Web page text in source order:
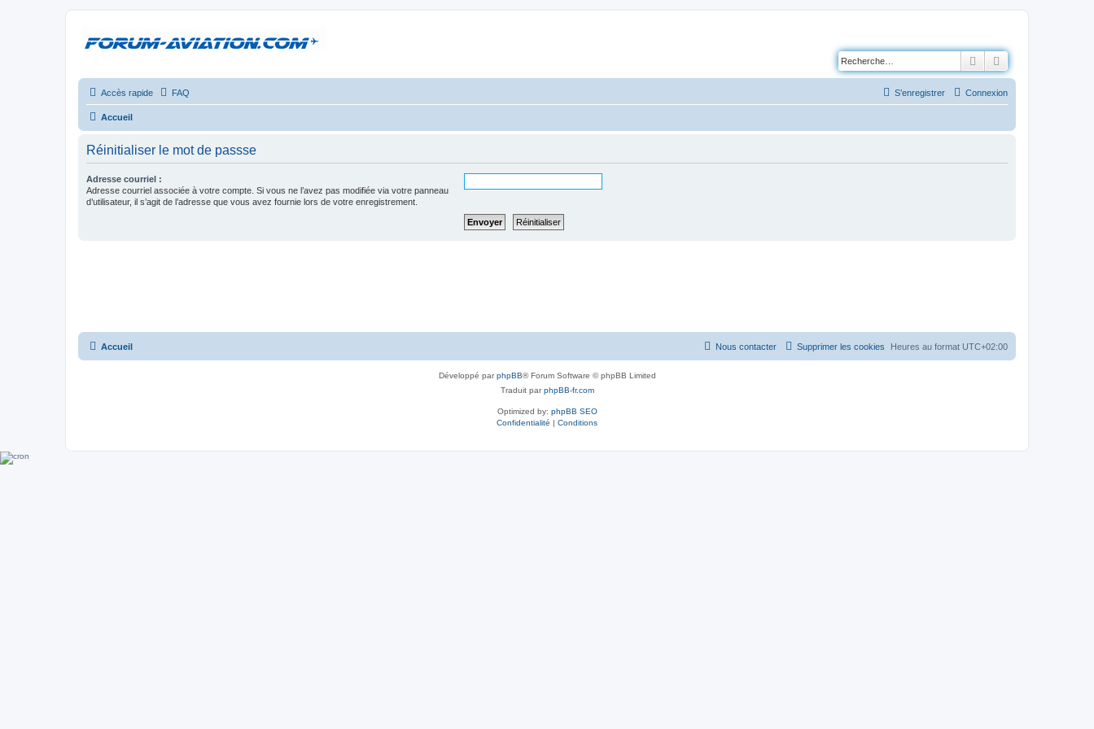
Rechercher
Accès rapide FAQ Connexion
S’enregistrer
Accueil
Réinitialiser le mot de passse
Adresse courriel :
Adresse courriel associée à votre compte. Si vous ne l’avez pas modifiée via votre panneau
d’utilisateur, il s’agit de l’adresse que vous avez fournie lors de votre enregistrement.
Accueil Heures au format UTC+02:00
Supprimer les cookies
Nous contacter
Développé parphpBB® Forum Software © phpBB Limited
Traduit parphpBB-fr.com
Optimized by: phpBB SEO
Confidentialité | Conditions